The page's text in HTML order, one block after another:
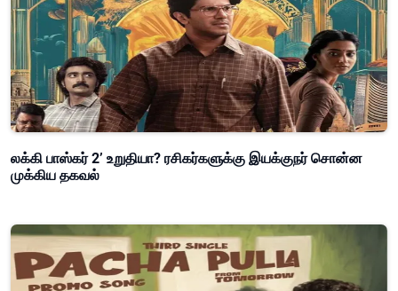
லக்கி பாஸ்கர் 2’ உறுதியா? ரசிகர்களுக்கு இயக்குநர் சொன்ன
முக்கிய தகவல்